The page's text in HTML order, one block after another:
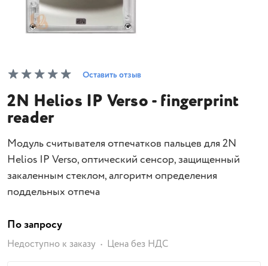
Оставить отзыв
2N Helios IP Verso - fingerprint
reader
Модуль считывателя отпечатков пальцев для 2N
Helios IP Verso, оптический сенсор, защищенный
закаленным стеклом, алгоритм определения
поддельных отпеча
По запросу
Недоступно к заказу Цена без НДС